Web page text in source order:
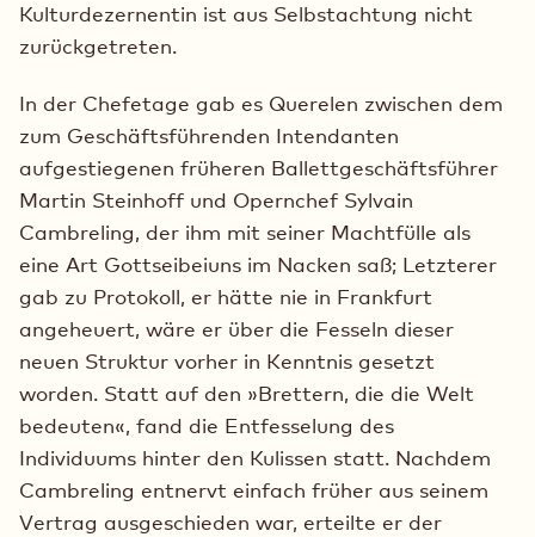
Kulturdezernentin ist aus Selbstachtung nicht
zurückgetreten.
In der Chefetage gab es Querelen zwischen dem
zum Geschäftsführenden Intendanten
aufgestiegenen früheren Ballettgeschäftsführer
Martin Steinhoff und Opernchef Sylvain
Cambreling, der ihm mit seiner Machtfülle als
eine Art Gottseibeiuns im Nacken saß; Letzterer
gab zu Protokoll, er hätte nie in Frankfurt
angeheuert, wäre er über die Fesseln dieser
neuen Struktur vorher in Kenntnis gesetzt
worden. Statt auf den »Brettern, die die Welt
bedeuten«, fand die Entfesselung des
Individuums hinter den Kulissen statt. Nachdem
Cambreling entnervt einfach früher aus seinem
Vertrag ausgeschieden war, erteilte er der